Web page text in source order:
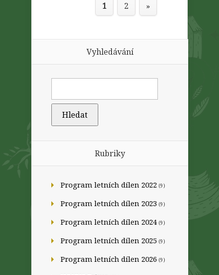
1 2 »
Vyhledávání
Rubriky
Program letních dílen 2022 (9)
Program letních dílen 2023 (9)
Program letních dílen 2024 (9)
Program letních dílen 2025 (9)
Program letních dílen 2026 (9)